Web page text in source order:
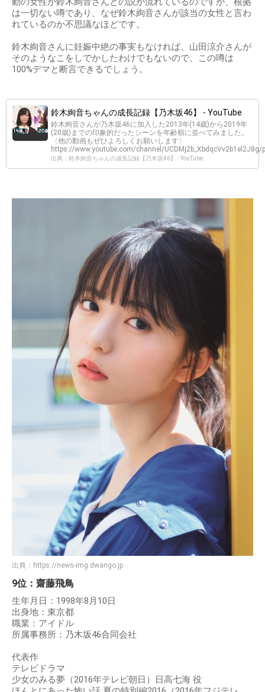
は一切ない噂であり、なぜ鈴木絢音さんが該当の女性と言わ
れているのか不思議なほどです。
鈴木絢音さんに妊娠中絶の事実もなければ、山田涼介さんが
そのようなこをしでかしたわけでもないので、この噂は
100%デマと断言できるでしょう。
鈴木絢音ちゃんの成長記録【乃木坂46】 - YouTube
鈴木絢音さんが乃木坂46に加入した2013年(14歳)から2019年
(20歳)までの印象的だったシーンを年齢順に並べてみました。
〈他の動画もぜひよろしくお願いします〉
https://www.youtube.com/channel/
出典：鈴木絢音ちゃんの成長記録【乃木坂46】 - YouTube
出典： https://news-img.dwango.jp
9位：齋藤飛鳥
生年月日：1998年8月10日
出身地：東京都
職業：アイドル
所属事務所：乃木坂46合同会社
代表作
テレビドラマ
少女のみる夢（2016年テレビ朝日）日高七海 役